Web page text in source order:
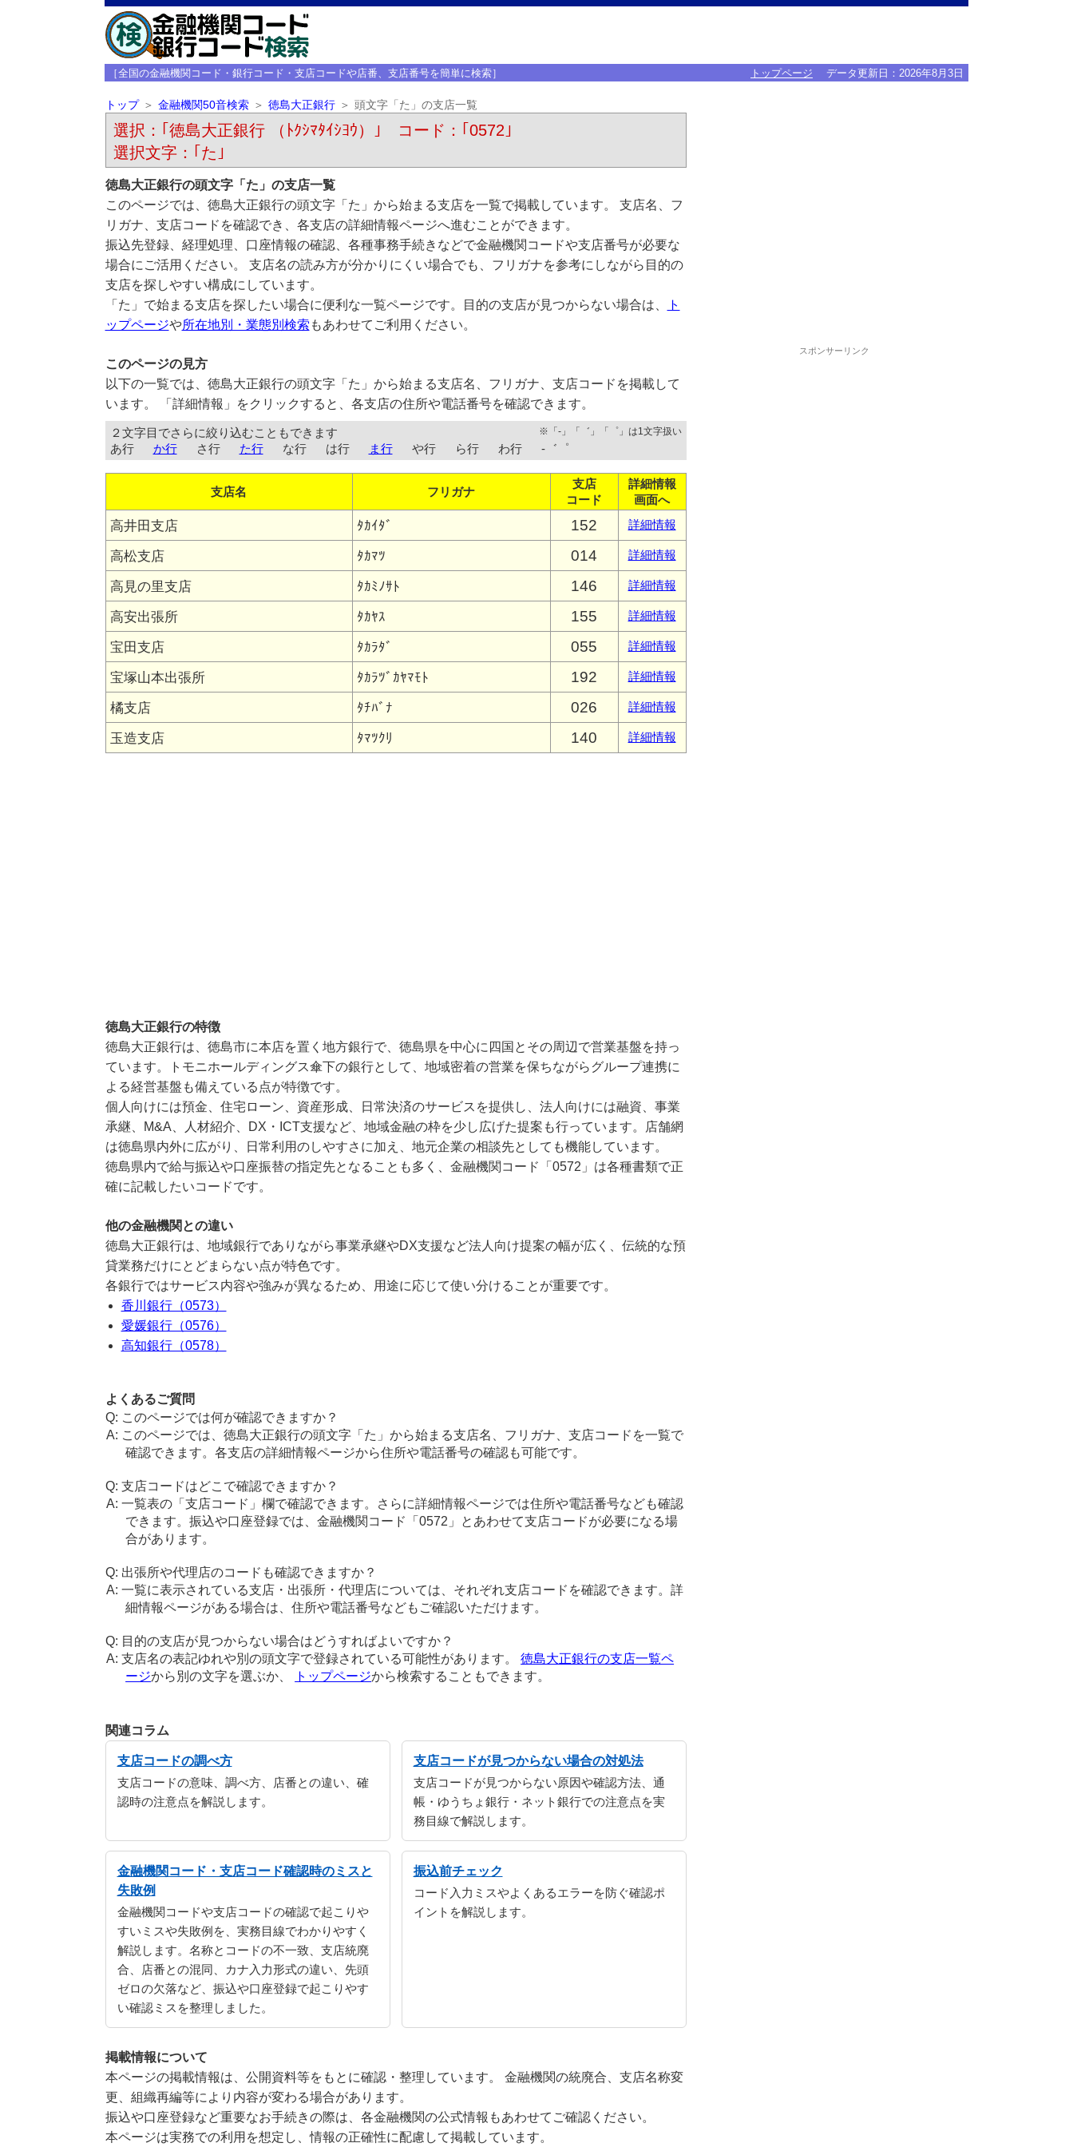
［全国の金融機関コード・銀行コード・支店コードや店番、支店番号を簡単に検索］ トップページ データ更新日： 2026年8月3日
トップ 金融機関50音検索 徳島大正銀行 頭文字「た」の支店一覧
選択：｢徳島大正銀行 （ﾄｸｼﾏﾀｲｼﾖｳ）｣ コード：｢0572｣
選択文字：｢た｣
徳島大正銀行の頭文字「た」の支店一覧
このページでは、徳島大正銀行の頭文字「た」から始まる支店を一覧で掲載しています。 支店名、フ
リガナ、支店コードを確認でき、各支店の詳細情報ページへ進むことができます。
振込先登録、経理処理、口座情報の確認、各種事務手続きなどで金融機関コードや支店番号が必要な
場合にご活用ください。 支店名の読み方が分かりにくい場合でも、フリガナを参考にしながら目的の
支店を探しやすい構成にしています。
「た」で始まる支店を探したい場合に便利な一覧ページです。目的の支店が見つからない場合は、
ト
ップページや所在地別・業態別検索 もあわせてご利用ください。
このページの見方
以下の一覧では、徳島大正銀行の頭文字「た」から始まる支店名、フリガナ、支店コードを掲載して
います。 「詳細情報」をクリックすると、各支店の住所や電話番号を確認できます。
２文字目でさらに絞り込むこともできます ※「-」「゛」「゜」は1文字扱い
あ行 か行 さ行 た行 な行 は行 ま行 や行 ら行 わ行 -゛゜
支店名 フリガナ
支店
コード
詳細情報
画面へ
高井田支店 ﾀｶｲﾀﾞ 152 詳細情報
高松支店 ﾀｶﾏﾂ 014 詳細情報
高見の里支店 ﾀｶﾐﾉｻﾄ 146 詳細情報
高安出張所 ﾀｶﾔｽ 155 詳細情報
宝田支店 ﾀｶﾗﾀﾞ 055 詳細情報
宝塚山本出張所 ﾀｶﾗﾂﾞｶﾔﾏﾓﾄ 192 詳細情報
橘支店 ﾀﾁﾊﾞﾅ 026 詳細情報
玉造支店 ﾀﾏﾂｸﾘ 140 詳細情報
徳島大正銀行の特徴
徳島大正銀行は、徳島市に本店を置く地方銀行で、徳島県を中心に四国とその周辺で営業基盤を持っ
ています。トモニホールディングス傘下の銀行として、地域密着の営業を保ちながらグループ連携に
よる経営基盤も備えている点が特徴です。
個人向けには預金、住宅ローン、資産形成、日常決済のサービスを提供し、法人向けには融資、事業
承継、M&A、人材紹介、DX・ICT支援など、地域金融の枠を少し広げた提案も行っています。店舗網
は徳島県内外に広がり、日常利用のしやすさに加え、地元企業の相談先としても機能しています。
徳島県内で給与振込や口座振替の指定先となることも多く、金融機関コード「0572」は各種書類で正
確に記載したいコードです。
他の金融機関との違い
徳島大正銀行は、地域銀行でありながら事業承継やDX支援など法人向け提案の幅が広く、伝統的な預
貸業務だけにとどまらない点が特色です。
各銀行ではサービス内容や強みが異なるため、用途に応じて使い分けることが重要です。
香川銀行（0573）
愛媛銀行（0576）
高知銀行（0578）
よくあるご質問
このページでは何が確認できますか？
このページでは、徳島大正銀行の頭文字「た」から始まる支店名、フリガナ、支店コードを一覧で
確認できます。各支店の詳細情報ページから住所や電話番号の確認も可能です。
支店コードはどこで確認できますか？
一覧表の「支店コード」欄で確認できます。さらに詳細情報ページでは住所や電話番号なども確認
できます。振込や口座登録では、金融機関コード「0572」とあわせて支店コードが必要になる場
合があります。
出張所や代理店のコードも確認できますか？
一覧に表示されている支店・出張所・代理店については、それぞれ支店コードを確認できます。詳
細情報ページがある場合は、住所や電話番号などもご確認いただけます。
目的の支店が見つからない場合はどうすればよいですか？
支店名の表記ゆれや別の頭文字で登録されている可能性があります。徳島大正銀行の支店一覧ペ
ージから別の文字を選ぶか、 トップページから検索することもできます。
関連コラム
支店コードの調べ方
支店コードの意味、調べ方、店番との違い、確
認時の注意点を解説します。
支店コードが見つからない場合の対処法
支店コードが見つからない原因や確認方法、通
帳・ゆうちょ銀行・ネット銀行での注意点を実
務目線で解説します。
金融機関コード・支店コード確認時のミスと
失敗例
金融機関コードや支店コードの確認で起こりや
すいミスや失敗例を、実務目線でわかりやすく
解説します。名称とコードの不一致、支店統廃
合、店番との混同、カナ入力形式の違い、先頭
ゼロの欠落など、振込や口座登録で起こりやす
い確認ミスを整理しました。
振込前チェック
コード入力ミスやよくあるエラーを防ぐ確認ポ
イントを解説します。
掲載情報について
本ページの掲載情報は、公開資料等をもとに確認・整理しています。 金融機関の統廃合、支店名称変
更、組織再編等により内容が変わる場合があります。
振込や口座登録など重要なお手続きの際は、各金融機関の公式情報もあわせてご確認ください。
本ページは実務での利用を想定し、情報の正確性に配慮して掲載しています。
スポンサーリンク